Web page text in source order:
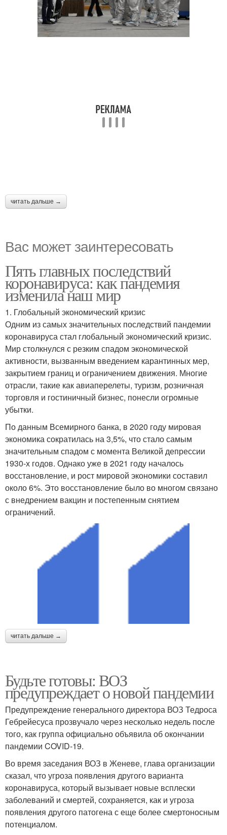
читать дальше →
Вас может заинтересовать
Пять главных последствий
коронавируса: как пандемия
изменила наш мир
1. Глобальный экономический кризис
Одним из самых значительных последствий пандемии
коронавируса стал глобальный экономический кризис.
Мир столкнулся с резким спадом экономической
активности, вызванным введением карантинных мер,
закрытием границ и ограничением движения. Многие
отрасли, такие как авиаперелеты, туризм, розничная
торговля и гостиничный бизнес, понесли огромные
убытки.
По данным Всемирного банка, в 2020 году мировая
экономика сократилась на 3,5%, что стало самым
значительным спадом с момента Великой депрессии
1930-х годов. Однако уже в 2021 году началось
восстановление, и рост мировой экономики составил
около 6%. Это восстановление было во многом связано
с внедрением вакцин и постепенным снятием
ограничений.
читать дальше →
Будьте готовы: ВОЗ
предупреждает о новой пандемии
Предупреждение генерального директора ВОЗ Тедроса
Гебрейесуса прозвучало через несколько недель после
того, как группа официально объявила об окончании
пандемии COVID-19.
Во время заседания ВОЗ в Женеве, глава организации
сказал, что угроза появления другого варианта
коронавируса, который вызывает новые всплески
заболеваний и смертей, сохраняется, как и угроза
появления другого патогена с еще более смертоносным
потенциалом.